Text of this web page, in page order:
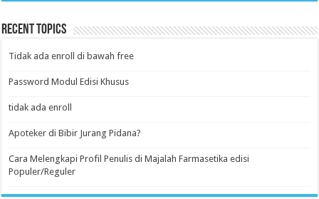
Recent Topics
Tidak ada enroll di bawah free
Password Modul Edisi Khusus
tidak ada enroll
Apoteker di Bibir Jurang Pidana?
Cara Melengkapi Profil Penulis di Majalah Farmasetika edisi
Populer/Reguler